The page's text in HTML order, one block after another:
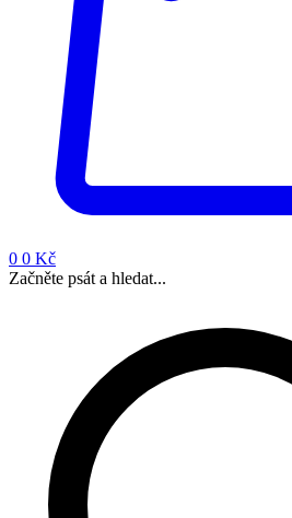
0 0 Kč
Začněte psát a hledat...